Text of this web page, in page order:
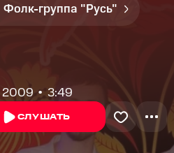
Фолк-группа "Русь"
2009 3:49
СЛУШАТЬ